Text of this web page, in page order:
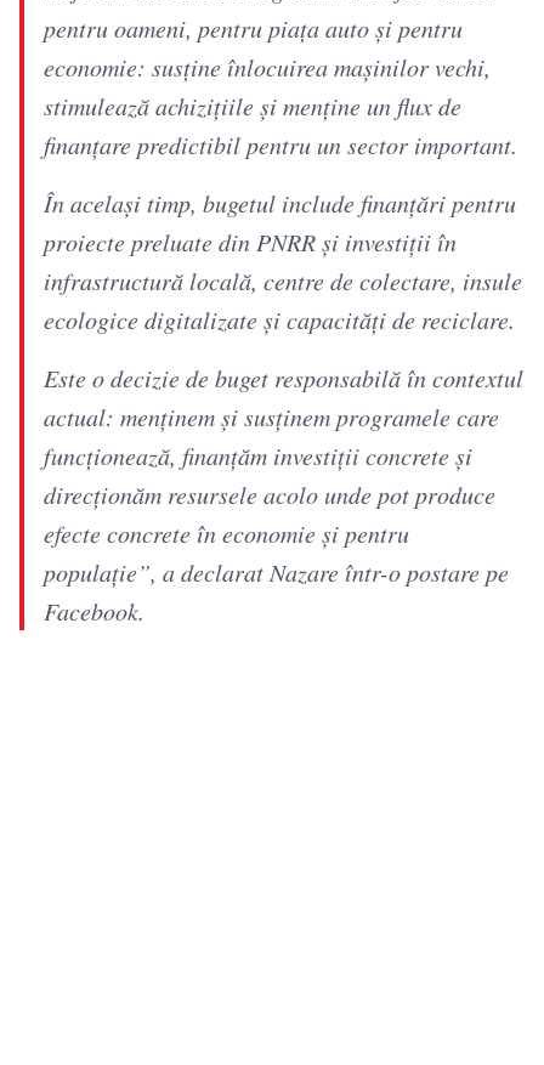
pentru oameni, pentru piața auto și pentru
economie: susține înlocuirea mașinilor vechi,
stimulează achizițiile și menține un flux de
finanțare predictibil pentru un sector important.
În același timp, bugetul include finanțări pentru
proiecte preluate din PNRR și investiții în
infrastructură locală, centre de colectare, insule
ecologice digitalizate și capacități de reciclare.
Este o decizie de buget responsabilă în contextul
actual: menținem şi susținem programele care
funcționează, finanțăm investiții concrete și
direcționăm resursele acolo unde pot produce
efecte concrete în economie şi pentru
populație”, a declarat Nazare într-o postare pe
Facebook.